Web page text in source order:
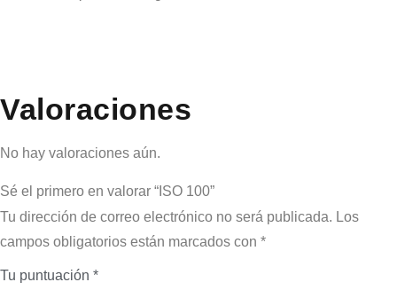
Valoraciones
No hay valoraciones aún.
Sé el primero en valorar “ISO 100”
Tu dirección de correo electrónico no será publicada. Los
campos obligatorios están marcados con *
Tu puntuación *